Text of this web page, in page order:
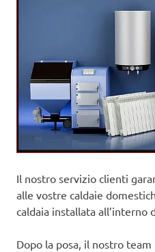
Il nostro servizio clienti
alle vostre caldaie
caldaia installata all’interno
Dopo la posa, il nostro